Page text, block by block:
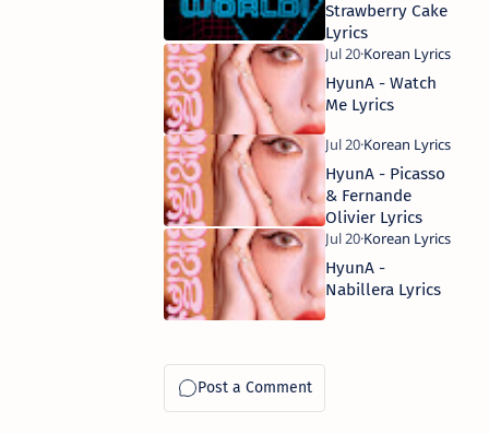
Strawberry Cake
Lyrics
HyunA - Watch
Me Lyrics
HyunA - Picasso
& Fernande
Olivier Lyrics
HyunA -
Nabillera Lyrics